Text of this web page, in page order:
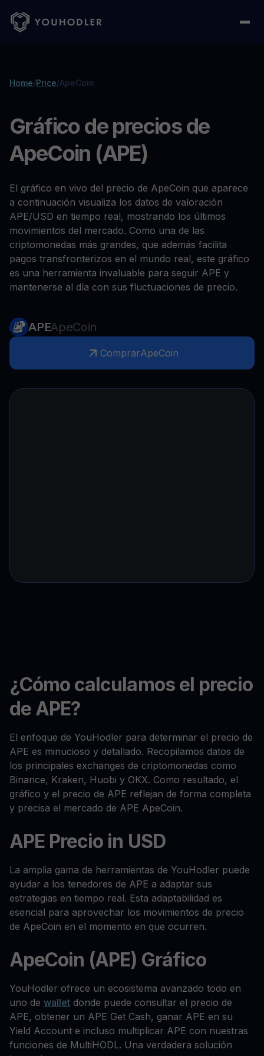
Home/Price/ApeCoin
Gráfico de precios de
ApeCoin (APE)
El gráfico en vivo del precio de ApeCoin que aparece
a continuación visualiza los datos de valoración
APE/USD en tiempo real, mostrando los últimos
movimientos del mercado. Como una de las
criptomonedas más grandes, que además facilita
pagos transfronterizos en el mundo real, este gráfico
es una herramienta invaluable para seguir APE y
mantenerse al día con sus fluctuaciones de precio.
APEApeCoin
ComprarApeCoin
¿Cómo calculamos el precio
de APE?
El enfoque de YouHodler para determinar el precio de
APE es minucioso y detallado. Recopilamos datos de
los principales exchanges de criptomonedas como
Binance, Kraken, Huobi y OKX. Como resultado, el
gráfico y el precio de APE reflejan de forma completa
y precisa el mercado de APE ApeCoin.
APE Precio in USD
La amplia gama de herramientas de YouHodler puede
ayudar a los tenedores de APE a adaptar sus
estrategias en tiempo real. Esta adaptabilidad es
esencial para aprovechar los movimientos de precio
de ApeCoin en el momento en que ocurren.
ApeCoin (APE) Gráfico
YouHodler ofrece un ecosistema avanzado todo en
uno de wallet donde puede consultar el precio de
APE, obtener un APE Get Cash, ganar APE en su
Yield Account e incluso multiplicar APE con nuestras
funciones de MultiHODL. Una verdadera solución